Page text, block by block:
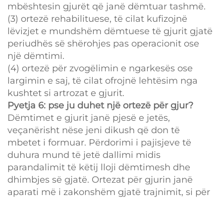
mbështesin gjurët që janë dëmtuar tashmë.
(3) ortezë rehabilituese, të cilat kufizojnë
lëvizjet e mundshëm dëmtuese të gjurit gjatë
periudhës së shërohjes pas operacionit ose
një dëmtimi.
(4) ortezë për zvogëlimin e ngarkesës ose
largimin e saj, të cilat ofrojnë lehtësim nga
kushtet si artrozat e gjurit.
Pyetja 6: pse ju duhet një ortezë për gjur?
Dëmtimet e gjurit janë pjesë e jetës,
veçanërisht nëse jeni dikush që don të
mbetet i formuar. Përdorimi i pajisjeve të
duhura mund të jetë dallimi midis
parandalimit të këtij lloji dëmtimesh dhe
dhimbjes së gjatë. Ortezat për gjurin janë
aparati më i zakonshëm gjatë trajnimit, si për